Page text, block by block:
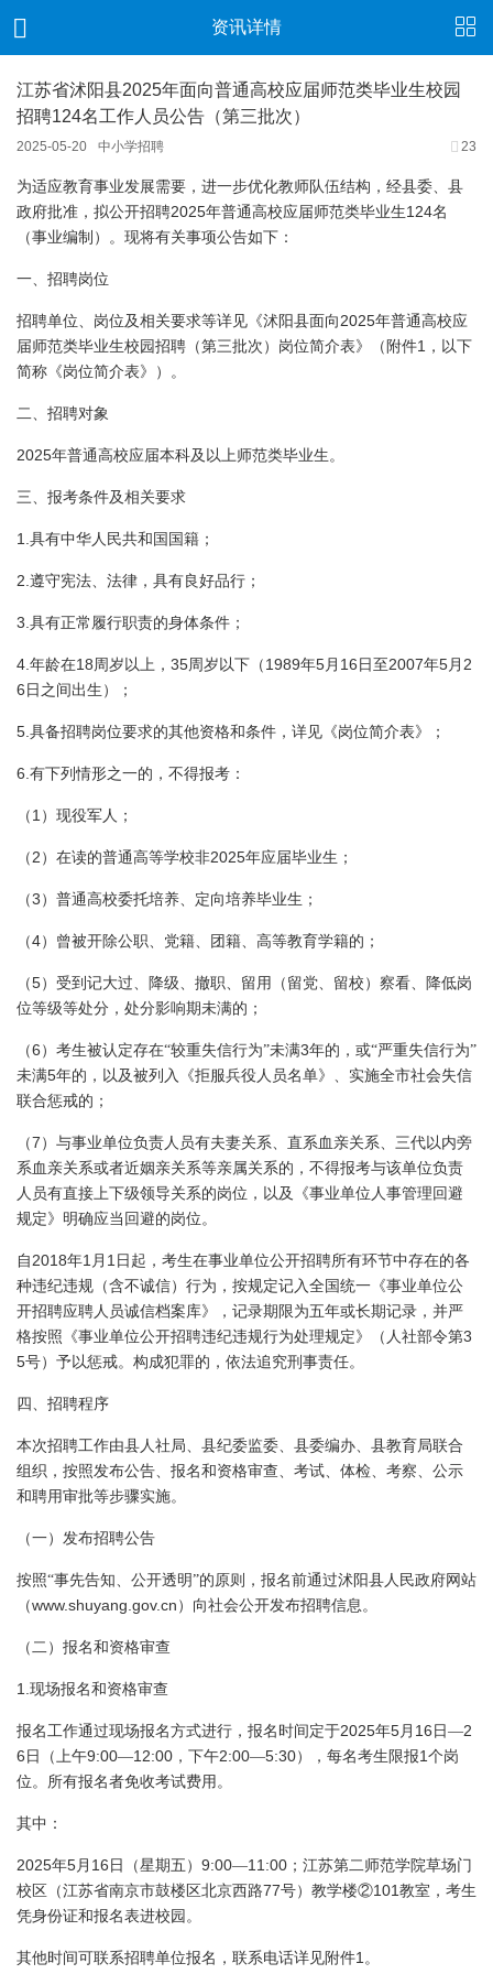
资讯详情
江苏省沭阳县2025年面向普通高校应届师范类毕业生校园
招聘124名工作人员公告（第三批次）
2025-05-20 中小学招聘 23
为适应教育事业发展需要，进一步优化教师队伍结构，经县委、县
政府批准，拟公开招聘2025年普通高校应届师范类毕业生124名
（事业编制）。现将有关事项公告如下：
一、招聘岗位
招聘单位、岗位及相关要求等详见《沭阳县面向 2025年普通高校应
届师范类毕业生校园招聘（第三批次）岗位简介表》（附件1 ，以下
简称《岗位简介表》）。
二、招聘对象
2025年普通高校应届本科及以上师范类毕业生。
三、报考条件及相关要求
1. 具有中华人民共和国国籍；
2. 遵守宪法、法律，具有良好品行；
3. 具有正常履行职责的身体条件；
4. 年龄在18周岁以上， 35周岁以下（ 1989年5月 16 日 至 2007年5月 2
6 日 之间出生）；
5. 具备招聘岗位要求的其他资格和条件，详见《岗位简介表》；
6. 有下列情形之一的，不得报考：
（ 1 ）现役军人；
（ 2 ）在读的普通高等学校非2025年应届毕业生；
（3 ）普通高校委托培养、定向培养毕业生；
（4）曾被开除公职、党籍、团籍、高等教育学籍的；
（5）受到记大过、降级、撤职、留用（留党、留校）察看、降低岗
位等级等处分，处分影响期未满的；
（6 ）考生被认定存在“较重失信行为”未满3年的，或“严重失信行为”
未满5年的，以及被列入《拒服兵役人员名单》、实施全市社会失信
联合惩戒的；
（7 ）与事业单位负责人员有夫妻关系、直系血亲关系、三代以内旁
系血亲关系或者近姻亲关系等亲属关系的，不得报考与该单位负责
人员有直接上下级领导关系的岗位，以及《事业单位人事管理回避
规定》明确应当回避的岗位。
自 2018年1 月 1 日起 ，考生在事业单位公开招聘所有环节中存在的各
种违纪违规（含不诚信）行为，按规定记入全国统一《事业单位公
开招聘应聘人员诚信档案库》，记录期限为五年或长期记录，并严
格按照《事业单位公开招聘违纪违规行为处理规定》（人社部令第3
5号）予以惩戒。构成犯罪的，依法追究刑事责任。
四、招聘程序
本次招聘工作由县人社局、县纪委监委、县委编办、县教育局联合
组织，按照发布公告、报名和资格审查、考试、体检、考察、公示
和聘用审批等步骤实施。
（一）发布招聘公告
按照“事先告知、公开透明”的原则，报名前通过沭阳县人民政府网站
（www.shuyang.gov.cn ）向社会公开发布招聘信息。
（二）报名和资格审查
1. 现场报名和资格审查
报名工作通过现场报名方式进行，报名时间定于2025年5月 16 日 —2
6 日（上午9:00—12:00 ，下午2:00—5:30），每名考生限报1 个岗
位。所有报名者免收考试费用。
其中：
2025年5月 16 日 （星期五） 9:00—11:00 ；江苏第二师范学院草场门
校区（江苏省南京市鼓楼区北京西路77号）教学楼②101 教室，考生
凭身份证和报名表进校园。
其他时间可联系招聘单位报名，联系电话详见附件1 。